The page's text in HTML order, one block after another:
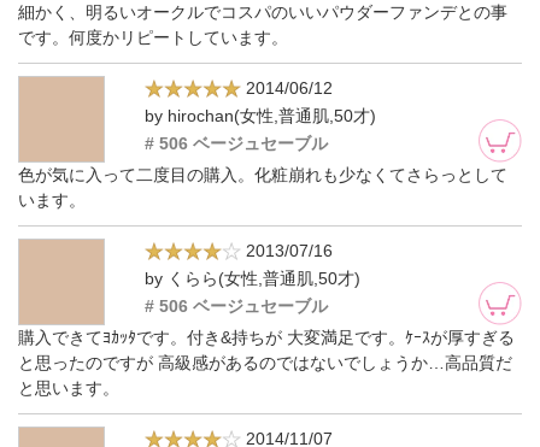
細かく、明るいオークルでコスパのいいパウダーファンデとの事
です。何度かリピートしています。
2014/06/12
by hirochan(女性,普通肌,50才)
# 506 ベージュセーブル
色が気に入って二度目の購入。化粧崩れも少なくてさらっとして
います。
2013/07/16
by くらら(女性,普通肌,50才)
# 506 ベージュセーブル
購入できてﾖｶｯﾀです。付き&持ちが 大変満足です。ｹｰｽが厚すぎる
と思ったのですが 高級感があるのではないでしょうか…高品質だ
と思います。
2014/11/07